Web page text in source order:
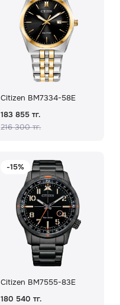
Citizen BM7334-58E
183 855 тг.
216 300 тг.
-15%
Citizen BM7555-83E
180 540 тг.